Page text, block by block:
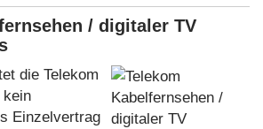
/ digitaler TV
die Telekom
kein
Einzelvertrag